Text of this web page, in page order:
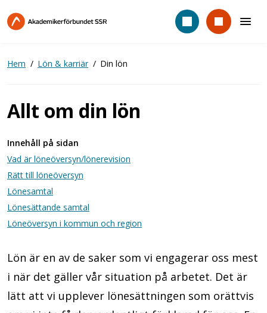
till
Hem Lön & karriär Din lön
Allt om din lön
Innehåll på sidan
Vad är löneöversyn/lönerevision
Rätt till löneöversyn
Lönesamtal
Lönesättande samtal
Löneöversyn i kommun och region
Lön är en av de saker som vi engagerar oss mest
i när det gäller vår situation på arbetet. Det är
lätt att vi upplever lönesättningen som orättvis